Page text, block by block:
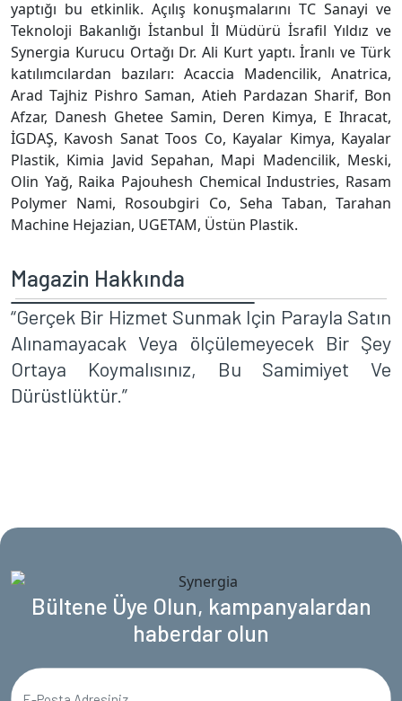
yaptığı bu etkinlik. Açılış konuşmalarını TC Sanayi ve
Teknoloji Bakanlığı İstanbul İl Müdürü İsrafil Yıldız ve
Synergia Kurucu Ortağı Dr. Ali Kurt yaptı. İranlı ve Türk
katılımcılardan bazıları: Acaccia Madencilik, Anatrica,
Arad Tajhiz Pishro Saman, Atieh Pardazan Sharif, Bon
Afzar, Danesh Ghetee Samin, Deren Kimya, E Ihracat,
İGDAŞ, Kavosh Sanat Toos Co, Kayalar Kimya, Kayalar
Plastik, Kimia Javid Sepahan, Mapi Madencilik, Meski,
Olin Yağ, Raika Pajouhesh Chemical Industries, Rasam
Polymer Nami, Rosoubgiri Co, Seha Taban, Tarahan
Machine Hejazian, UGETAM, Üstün Plastik.
Magazin Hakkında
“Gerçek Bir Hizmet Sunmak Için Parayla Satın
Alınamayacak Veya ölçülemeyecek Bir Şey
Ortaya Koymalısınız, Bu Samimiyet Ve
Dürüstlüktür.”
Bültene Üye Olun, kampanyalardan
haberdar olun